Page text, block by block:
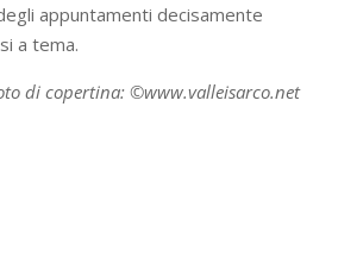
appuntamenti decisamente
a tema.
di copertina: ©www.valleisarco.net